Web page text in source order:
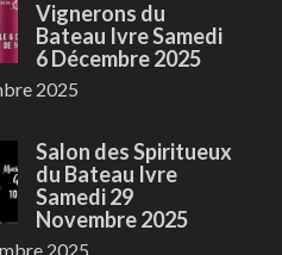
Vignerons du
Bateau Ivre Samedi
6 Décembre 2025
2025
Salon des Spiritueux
du Bateau Ivre
Samedi 29
Novembre 2025
2025